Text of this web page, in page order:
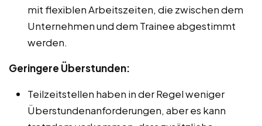
mit flexiblen Arbeitszeiten, die zwischen dem
Unternehmen und dem Trainee abgestimmt
werden.
Geringere Überstunden:
Teilzeitstellen haben in der Regel weniger
Überstundenanforderungen, aber es kann